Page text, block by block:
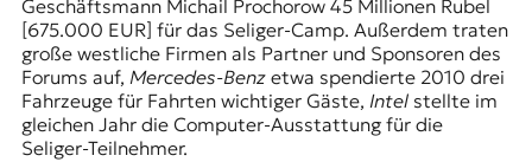
Geschäftsmann Michail Prochorow 45 Millionen Rubel
[675.000 EUR] für das Seliger-Camp. Außerdem traten
große westliche Firmen als Partner und Sponsoren des
Forums auf, Mercedes-Benzetwa spendierte 2010 drei
Fahrzeuge für Fahrten wichtiger Gäste, Intelstellte im
gleichen Jahr die Computer-Ausstattung für die
Seliger-Teilnehmer.